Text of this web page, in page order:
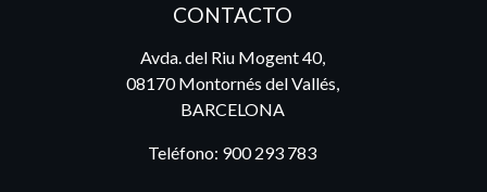
CONTACTO
Avda. del Riu Mogent 40,
08170 Montornés del Vallés,
BARCELONA
Teléfono: 900 293 783